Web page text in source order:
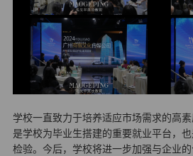
学校一直致力于培养适应市场需求的高
是学校为毕业生搭建的重要就业平台，
检验。今后，学校将进一步加强与企业